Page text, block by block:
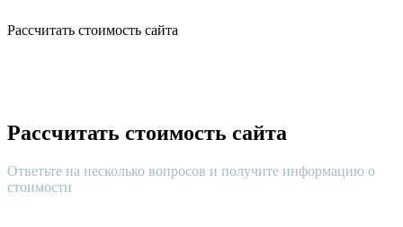
Рассчитать стоимость сайта
Рассчитать стоимость сайта
Ответьте на несколько вопросов и получите информацию о
стоимости